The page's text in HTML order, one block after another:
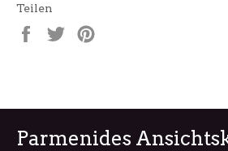
Teilen
Auf
Facebook
Auf
Twitter
Parmenides